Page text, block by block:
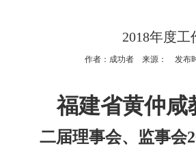
2018年度工
作者：成功者 来源： 发布时
福建省黄仲咸
二届理事会、监事会